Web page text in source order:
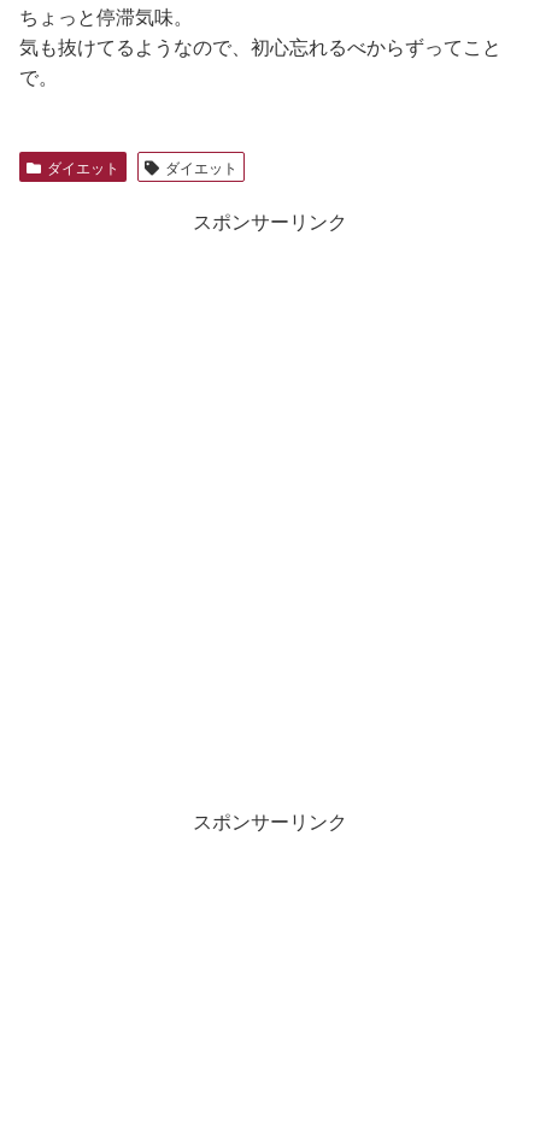
ちょっと停滞気味。
気も抜けてるようなので、初心忘れるべからずってこと
で。
ダイエット ダイエット
スポンサーリンク
スポンサーリンク